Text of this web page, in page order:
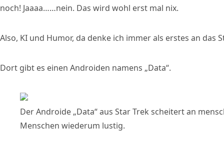
noch! Jaaaa……nein. Das wird wohl erst mal nix.
Also, KI und Humor, da denke ich immer als erstes an das
Dort gibt es einen Androiden namens „Data“.
Der Androide „Data“ aus Star Trek scheitert an
Menschen wiederum lustig.